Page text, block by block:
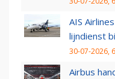
AIS
lijndienst
30-07-2026,
Airbus